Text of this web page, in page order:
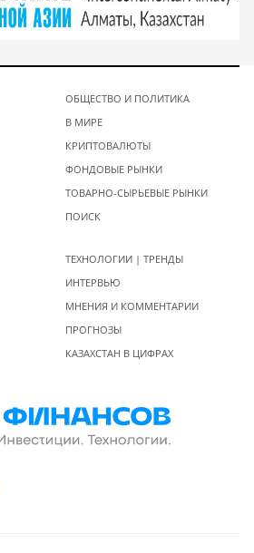
ОБЩЕСТВО И ПОЛИТИКА
В МИРЕ
КРИПТОВАЛЮТЫ
ФОНДОВЫЕ РЫНКИ
ТОВАРНО-СЫРЬЕВЫЕ РЫНКИ
ПОИСК
ТЕХНОЛОГИИ | ТРЕНДЫ
ИНТЕРВЬЮ
МНЕНИЯ И КОММЕНТАРИИ
ПРОГНОЗЫ
КАЗАХСТАН В ЦИФРАХ